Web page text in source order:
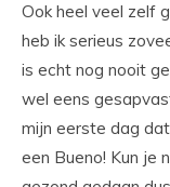
Ook heel veel zelf
heb ik serieus
is echt nog nooit
wel eens
mijn eerste dag
een Bueno! Kun je